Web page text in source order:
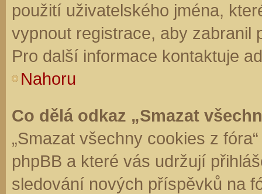
použití uživatelského jména,
vypnout registrace, aby zabranil
Pro další informace kontaktuje
Nahoru
Co dělá odkaz „Smazat
„Smazat všechny cookies z
phpBB a které vás udržují
sledování nových příspěvků na